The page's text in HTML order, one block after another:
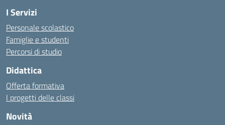
I Servizi
Personale scolastico
Famiglie e studenti
Percorsi di studio
Didattica
Offerta formativa
I progetti delle classi
Novità